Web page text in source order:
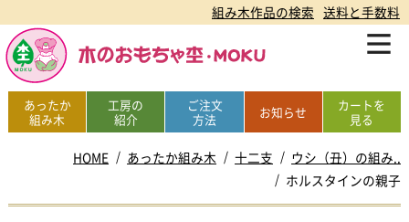
組み木作品の検索 送料と手数料
あったか
組み木
工房の
紹介
ご注文
方法
お知らせ
カートを
見る
HOME あったか組み木 十二支
ウシ（丑）の組み..
ホルスタインの親子